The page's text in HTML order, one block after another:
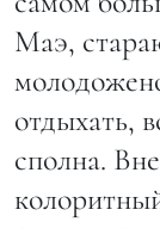
Маэ,
отдыхать,
сполна.